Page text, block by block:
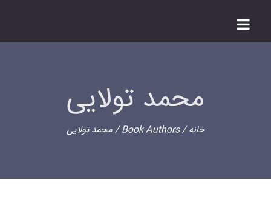
محمد تولایی
خانه/ Book Authors / محمد تولایی